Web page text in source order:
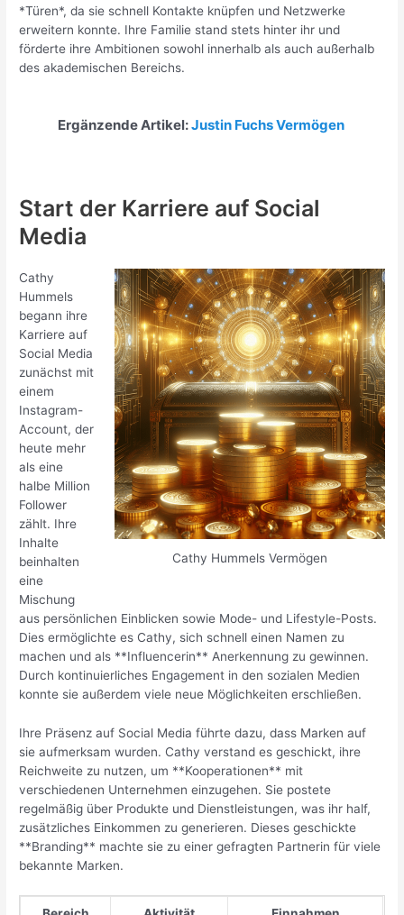
*Türen*, da sie schnell Kontakte knüpfen und Netzwerke
erweitern konnte. Ihre Familie stand stets hinter ihr und
förderte ihre Ambitionen sowohl innerhalb als auch außerhalb
des akademischen Bereichs.
Ergänzende Artikel:Justin Fuchs Vermögen
Start der Karriere auf Social
Media
Cathy Hummels Vermögen
Cathy
Hummels
begann ihre
Karriere auf
Social Media
zunächst mit
einem
Instagram-
Account, der
heute mehr
als eine
halbe Million
Follower
zählt. Ihre
Inhalte
beinhalten
eine
Mischung
aus persönlichen Einblicken sowie Mode- und Lifestyle-Posts.
Dies ermöglichte es Cathy, sich schnell einen Namen zu
machen und als **Influencerin** Anerkennung zu gewinnen.
Durch kontinuierliches Engagement in den sozialen Medien
konnte sie außerdem viele neue Möglichkeiten erschließen.
Ihre Präsenz auf Social Media führte dazu, dass Marken auf
sie aufmerksam wurden. Cathy verstand es geschickt, ihre
Reichweite zu nutzen, um **Kooperationen** mit
verschiedenen Unternehmen einzugehen. Sie postete
regelmäßig über Produkte und Dienstleistungen, was ihr half,
zusätzliches Einkommen zu generieren. Dieses geschickte
**Branding** machte sie zu einer gefragten Partnerin für viele
bekannte Marken.